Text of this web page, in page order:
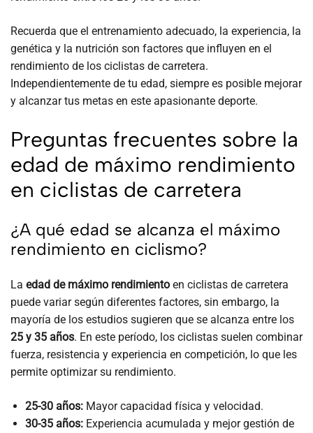
Recuerda que el entrenamiento adecuado, la experiencia, la
genética y la nutrición son factores que influyen en el
rendimiento de los ciclistas de carretera.
Independientemente de tu edad, siempre es posible mejorar
y alcanzar tus metas en este apasionante deporte.
Preguntas frecuentes sobre la
edad de máximo rendimiento
en ciclistas de carretera
¿A qué edad se alcanza el máximo
rendimiento en ciclismo?
La edad de máximo rendimiento en ciclistas de carretera
puede variar según diferentes factores, sin embargo, la
mayoría de los estudios sugieren que se alcanza entre los
25 y 35 años. En este período, los ciclistas suelen combinar
fuerza, resistencia y experiencia en competición, lo que les
permite optimizar su rendimiento.
25-30 años:Mayor capacidad física y velocidad.
30-35 años:Experiencia acumulada y mejor gestión de